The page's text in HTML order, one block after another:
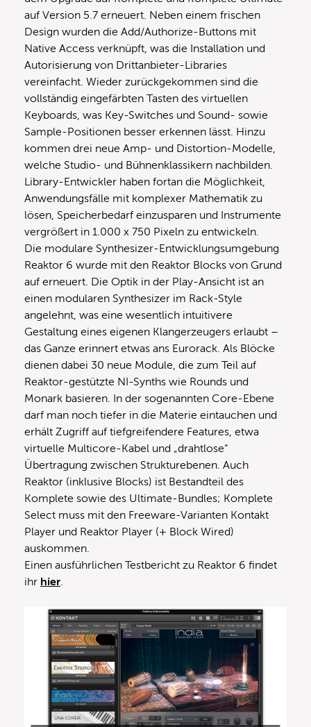
auf Version 5.7 erneuert. Neben einem frischen
Design wurden die Add/Authorize-Buttons mit
Native Access verknüpft, was die Installation und
Autorisierung von Drittanbieter-Libraries
vereinfacht. Wieder zurückgekommen sind die
vollständig eingefärbten Tasten des virtuellen
Keyboards, was Key-Switches und Sound- sowie
Sample-Positionen besser erkennen lässt. Hinzu
kommen drei neue Amp- und Distortion-Modelle,
welche Studio- und Bühnenklassikern nachbilden.
Library-Entwickler haben fortan die Möglichkeit,
Anwendungsfälle mit komplexer Mathematik zu
lösen, Speicherbedarf einzusparen und Instrumente
vergrößert in 1.000 x 750 Pixeln zu entwickeln.
Die modulare Synthesizer-Entwicklungsumgebung
Reaktor 6 wurde mit den Reaktor Blocks von Grund
auf erneuert. Die Optik in der Play-Ansicht ist an
einen modularen Synthesizer im Rack-Style
angelehnt, was eine wesentlich intuitivere
Gestaltung eines eigenen Klangerzeugers erlaubt –
das Ganze erinnert etwas ans Eurorack. Als Blöcke
dienen dabei 30 neue Module, die zum Teil auf
Reaktor-gestützte NI-Synths wie Rounds und
Monark basieren. In der sogenannten Core-Ebene
darf man noch tiefer in die Materie eintauchen und
erhält Zugriff auf tiefgreifendere Features, etwa
virtuelle Multicore-Kabel und „drahtlose“
Übertragung zwischen Strukturebenen. Auch
Reaktor (inklusive Blocks) ist Bestandteil des
Komplete sowie des Ultimate-Bundles; Komplete
Select muss mit den Freeware-Varianten Kontakt
Player und Reaktor Player (+ Block Wired)
auskommen.
Einen ausführlichen Testbericht zu Reaktor 6 findet
ihr hier.